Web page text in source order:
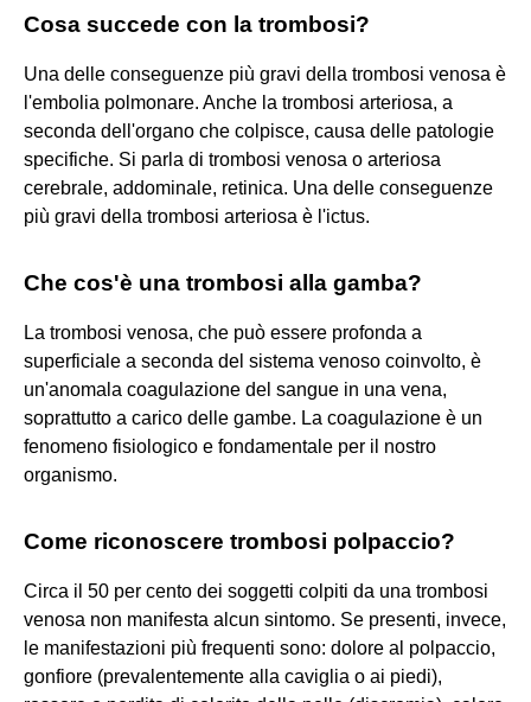
Cosa succede con la trombosi?
Una delle conseguenze più gravi della trombosi venosa è
l'embolia polmonare. Anche la trombosi arteriosa, a
seconda dell'organo che colpisce, causa delle patologie
specifiche. Si parla di trombosi venosa o arteriosa
cerebrale, addominale, retinica. Una delle conseguenze
più gravi della trombosi arteriosa è l'ictus.
Che cos'è una trombosi alla gamba?
La trombosi venosa, che può essere profonda a
superficiale a seconda del sistema venoso coinvolto, è
un'anomala coagulazione del sangue in una vena,
soprattutto a carico delle gambe. La coagulazione è un
fenomeno fisiologico e fondamentale per il nostro
organismo.
Come riconoscere trombosi polpaccio?
Circa il 50 per cento dei soggetti colpiti da una trombosi
venosa non manifesta alcun sintomo. Se presenti, invece,
le manifestazioni più frequenti sono: dolore al polpaccio,
gonfiore (prevalentemente alla caviglia o ai piedi),